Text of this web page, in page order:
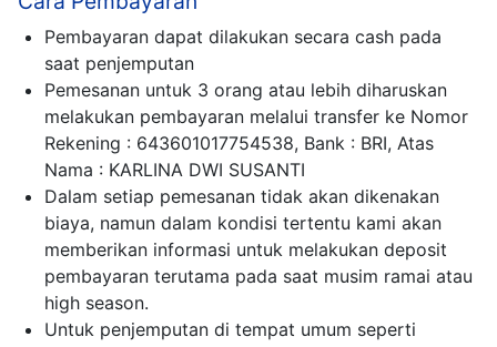
Pembayaran dapat dilakukan secara cash pada
saat penjemputan
Pemesanan untuk 3 orang atau lebih diharuskan
melakukan pembayaran melalui transfer ke Nomor
Rekening : 643601017754538, Bank : BRI, Atas
Nama : KARLINA DWI SUSANTI
Dalam setiap pemesanan tidak akan dikenakan
biaya, namun dalam kondisi tertentu kami akan
memberikan informasi untuk melakukan deposit
pembayaran terutama pada saat musim ramai atau
high season.
Untuk penjemputan di tempat umum seperti